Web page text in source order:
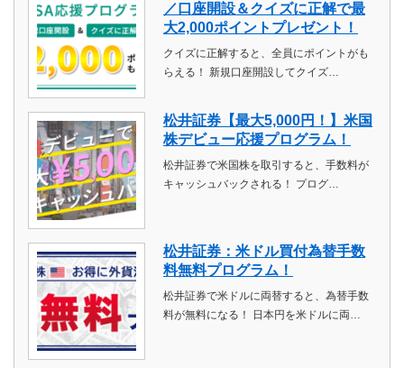
／口座開設＆クイズに正解で最
大2,000ポイントプレゼント！
クイズに正解すると、全員にポイントがも
らえる！ 新規口座開設してクイズ…
松井証券【最大5,000円！】米国
株デビュー応援プログラム！
松井証券で米国株を取引すると、手数料が
キャッシュバックされる！ プログ…
松井証券：米ドル買付為替手数
料無料プログラム！
松井証券で米ドルに両替すると、為替手数
料が無料になる！ 日本円を米ドルに両…